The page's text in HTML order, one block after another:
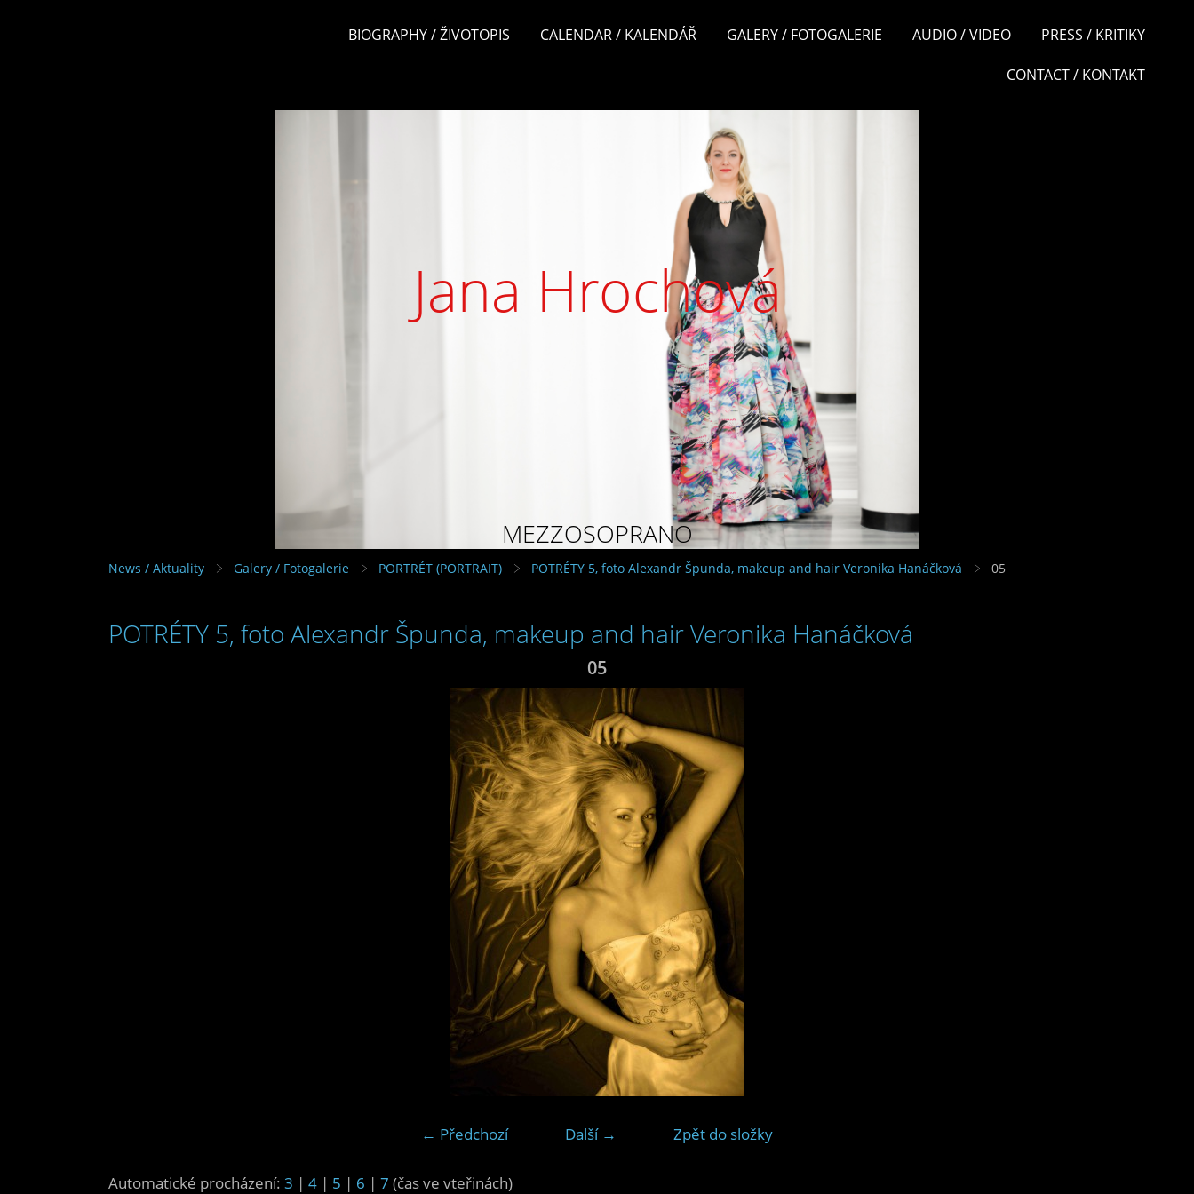
BIOGRAPHY / ŽIVOTOPIS CALENDAR / KALENDÁŘ GALERY / FOTOGALERIE AUDIO / VIDEO PRESS / KRITIKY
CONTACT / KONTAKT
Jana Hrochová
MEZZOSOPRANO
News / Aktuality Galery / Fotogalerie PORTRÉT (PORTRAIT) POTRÉTY 5, foto Alexandr Špunda, makeup and hair Veronika Hanáčková 05
POTRÉTY 5, foto Alexandr Špunda, makeup and hair Veronika Hanáčková
05
← Předchozí Další → Zpět do složky
Automatické procházení: 3 | 4 | 5 | 6 | 7 (čas ve vteřinách)